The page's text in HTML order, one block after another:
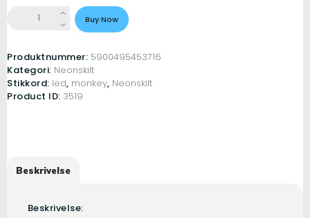
Neonskilt
PLANET
multicolor
FPNE05X
Forever
Buy Now
Produktnummer: 5900495453716
Kategori: Neonskilt
Stikkord: led, monkey, Neonskilt
Product ID: 3519
Beskrivelse
Beskrivelse: